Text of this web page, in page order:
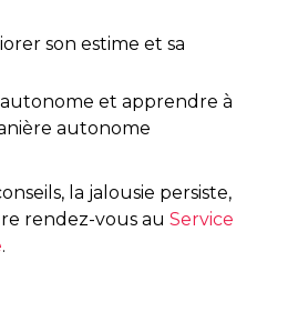
son estime et sa
et apprendre à
autonome
la jalousie persiste,
rendez-vous au Service
.